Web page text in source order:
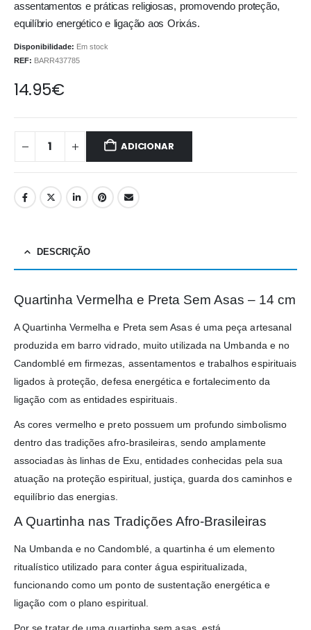
assentamentos e práticas religiosas, promovendo proteção,
equilíbrio energético e ligação aos Orixás.
Disponibilidade: Em stock
REF: BARR437785
14.95€
ADICIONAR
DESCRIÇÃO
Quartinha Vermelha e Preta Sem Asas – 14 cm
A Quartinha Vermelha e Preta sem Asas é uma peça artesanal
produzida em barro vidrado, muito utilizada na Umbanda e no
Candomblé em firmezas, assentamentos e trabalhos espirituais
ligados à proteção, defesa energética e fortalecimento da
ligação com as entidades espirituais.
As cores vermelho e preto possuem um profundo simbolismo
dentro das tradições afro-brasileiras, sendo amplamente
associadas às linhas de Exu, entidades conhecidas pela sua
atuação na proteção espiritual, justiça, guarda dos caminhos e
equilíbrio das energias.
A Quartinha nas Tradições Afro-Brasileiras
Na Umbanda e no Candomblé, a quartinha é um elemento
ritualístico utilizado para conter água espiritualizada,
funcionando como um ponto de sustentação energética e
ligação com o plano espiritual.
Por se tratar de uma quartinha sem asas, está